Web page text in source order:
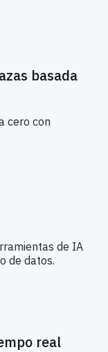
basada
cero con
de IA
de datos.
real